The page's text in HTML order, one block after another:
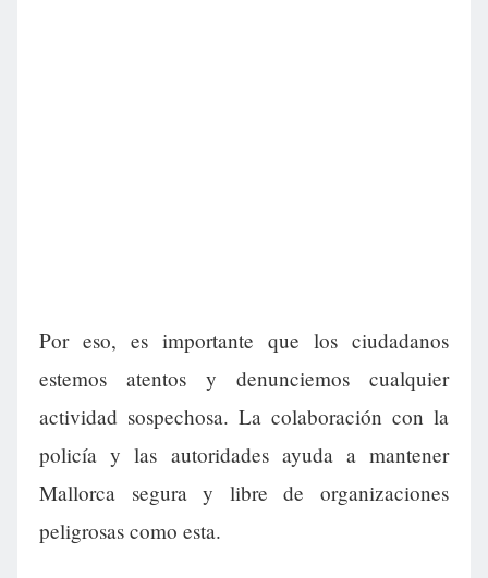
Por eso, es importante que los ciudadanos
estemos atentos y denunciemos cualquier
actividad sospechosa. La colaboración con la
policía y las autoridades ayuda a mantener
Mallorca segura y libre de organizaciones
peligrosas como esta.